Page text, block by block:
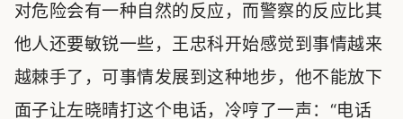
对危险会有一种自然的反应，而警察的反应比其
他人还要敏锐一些，王忠科开始感觉到事情越来
越棘手了，可事情发展到这种地步，他不能放下
面子让左晓晴打这个电话，冷哼了一声：“电话